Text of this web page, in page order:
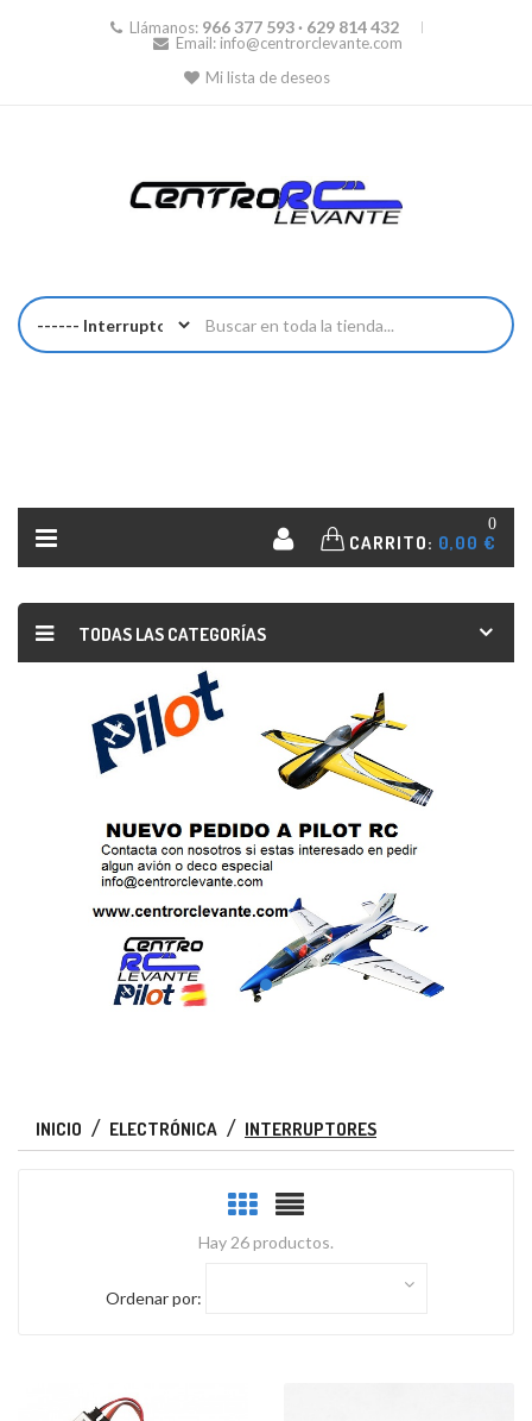
Llámanos: 966 377 593 · 629 814 432
Email: info@centrorclevante.com
Mi lista de deseos
0
CARRITO: 0,00 €
TODAS LAS CATEGORÍAS
INICIO ELECTRÓNICA INTERRUPTORES
Hay 26 productos.
Ordenar por: